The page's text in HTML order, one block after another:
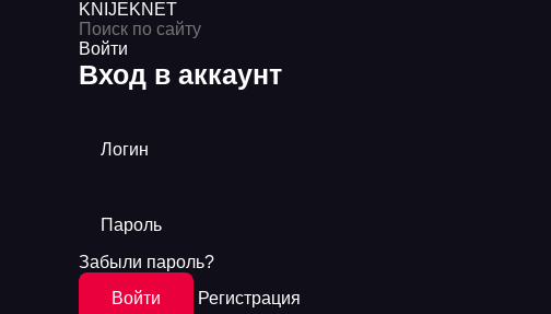
KNIJEKNET
Войти
Вход в аккаунт
Логин
Пароль
Забыли пароль?
Войти
Регистрация